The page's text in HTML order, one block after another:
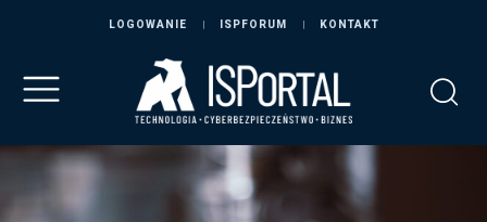
LOGOWANIE ISPFORUM KONTAKT